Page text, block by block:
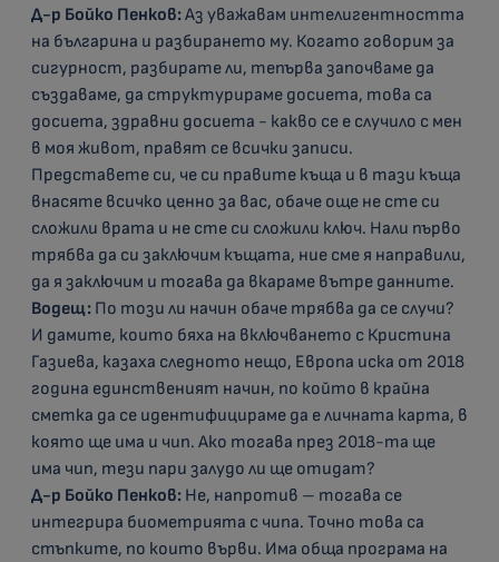
Д-р Бойко Пенков:Аз уважавам интелигентността
на българина и разбирането му. Когато говорим за
сигурност, разбирате ли, тепърва започваме да
създаваме, да структурираме досиета, това са
досиета, здравни досиета - какво се е случило с мен
в моя живот, правят се всички записи.
Представете си, че си правите къща и в тази къща
внасяте всичко ценно за вас, обаче още не сте си
сложили врата и не сте си сложили ключ. Нали първо
трябва да си заключим къщата, ние сме я направили,
да я заключим и тогава да вкараме вътре данните.
Водещ: По този ли начин обаче трябва да се случи?
И дамите, които бяха на включването с Кристина
Газиева, казаха следното нещо, Европа иска от 2018
година единственият начин, по който в крайна
сметка да се идентифицираме да е личната карта, в
която ще има и чип. Ако тогава през 2018-та ще
има чип, тези пари залудо ли ще отидат?
Д-р Бойко Пенков: Не, напротив – тогава се
интегрира биометрията с чипа. Точно това са
стъпките, по които върви. Има обща програма на